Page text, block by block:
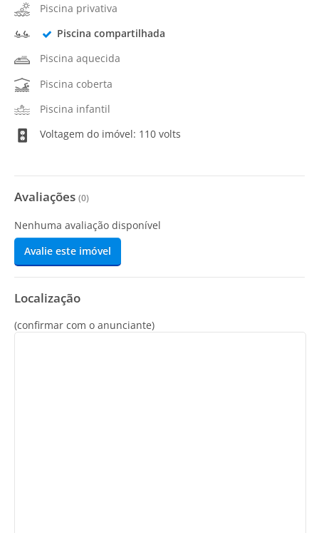
Piscina privativa
Piscina compartilhada
Piscina aquecida
Piscina coberta
Piscina infantil
Voltagem do imóvel: 110 volts
Avaliações (0)
Nenhuma avaliação disponível
Avalie este imóvel
Localização
(confirmar com o anunciante)